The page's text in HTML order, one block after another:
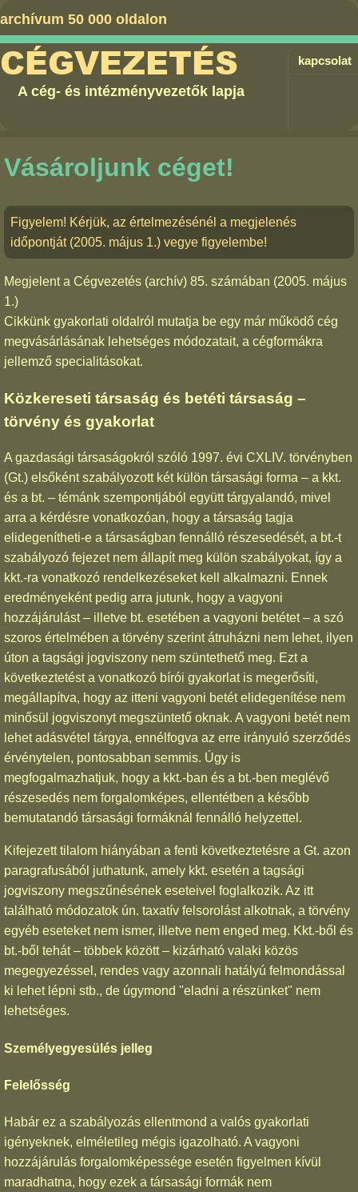
archívum 50 000 oldalon
kapcsolat
CÉGVEZETÉS
A cég- és intézményvezetők lapja
Vásároljunk céget!
Figyelem! Kérjük, az értelmezésénél a megjelenés
időpontját (2005. május 1.) vegye figyelembe!
Megjelent a Cégvezetés (archív) 85. számában (2005. május
1.)
Cikkünk gyakorlati oldalról mutatja be egy már működő cég
megvásárlásának lehetséges módozatait, a cégformákra
jellemző specialitásokat.
Közkereseti társaság és betéti társaság –
törvény és gyakorlat
A gazdasági társaságokról szóló 1997. évi CXLIV. törvényben
(Gt.) elsőként szabályozott két külön társasági forma – a kkt.
és a bt. – témánk szempontjából együtt tárgyalandó, mivel
arra a kérdésre vonatkozóan, hogy a társaság tagja
elidegenítheti-e a társaságban fennálló részesedését, a bt.-t
szabályozó fejezet nem állapít meg külön szabályokat, így a
kkt.-ra vonatkozó rendelkezéseket kell alkalmazni. Ennek
eredményeként pedig arra jutunk, hogy a vagyoni
hozzájárulást – illetve bt. esetében a vagyoni betétet – a szó
szoros értelmében a törvény szerint átruházni nem lehet, ilyen
úton a tagsági jogviszony nem szüntethető meg. Ezt a
következtetést a vonatkozó bírói gyakorlat is megerősíti,
megállapítva, hogy az itteni vagyoni betét elidegenítése nem
minősül jogviszonyt megszüntető oknak. A vagyoni betét nem
lehet adásvétel tárgya, ennélfogva az erre irányuló szerződés
érvénytelen, pontosabban semmis. Úgy is
megfogalmazhatjuk, hogy a kkt.-ban és a bt.-ben meglévő
részesedés nem forgalomképes, ellentétben a később
bemutatandó társasági formáknál fennálló helyzettel.
Kifejezett tilalom hiányában a fenti következtetésre a Gt. azon
paragrafusából juthatunk, amely kkt. esetén a tagsági
jogviszony megszűnésének eseteivel foglalkozik. Az itt
található módozatok ún. taxatív felsorolást alkotnak, a törvény
egyéb eseteket nem ismer, illetve nem enged meg. Kkt.-ből és
bt.-ből tehát – többek között – kizárható valaki közös
megegyezéssel, rendes vagy azonnali hatályú felmondással
ki lehet lépni stb., de úgymond "eladni a részünket" nem
lehetséges.
Személyegyesülés jelleg
Felelősség
Habár ez a szabályozás ellentmond a valós gyakorlati
igényeknek, elméletileg mégis igazolható. A vagyoni
hozzájárulás forgalomképessége esetén figyelmen kívül
maradhatna, hogy ezek a társasági formák nem